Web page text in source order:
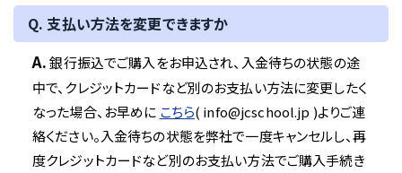
Q. 支払い方法を変更できますか
A.銀行振込でご購入をお申込され、入金待ちの状態の途
中で、クレジットカードなど別のお支払い方法に変更したく
なった場合、お早めに こちら( info@jcschool.jp )よりご連
絡ください。入金待ちの状態を弊社で一度キャンセルし、再
度クレジットカードなど別のお支払い方法でご購入手続き